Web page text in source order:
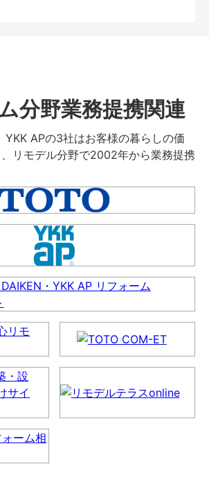
分野業務提携関連
YKK APの3社はお客様の暮らしの価
リモデル分野で2002年から業務提携